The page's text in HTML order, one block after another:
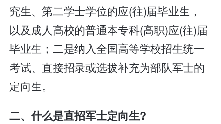
究生、第二学士学位的应(往)届毕业生，
以及成人高校的普通本专科(高职)应(往)届
毕业生；二是纳入全国高等学校招生统一
考试、直接招录或选拔补充为部队军士的
定向生。
二、什么是直招军士定向生?